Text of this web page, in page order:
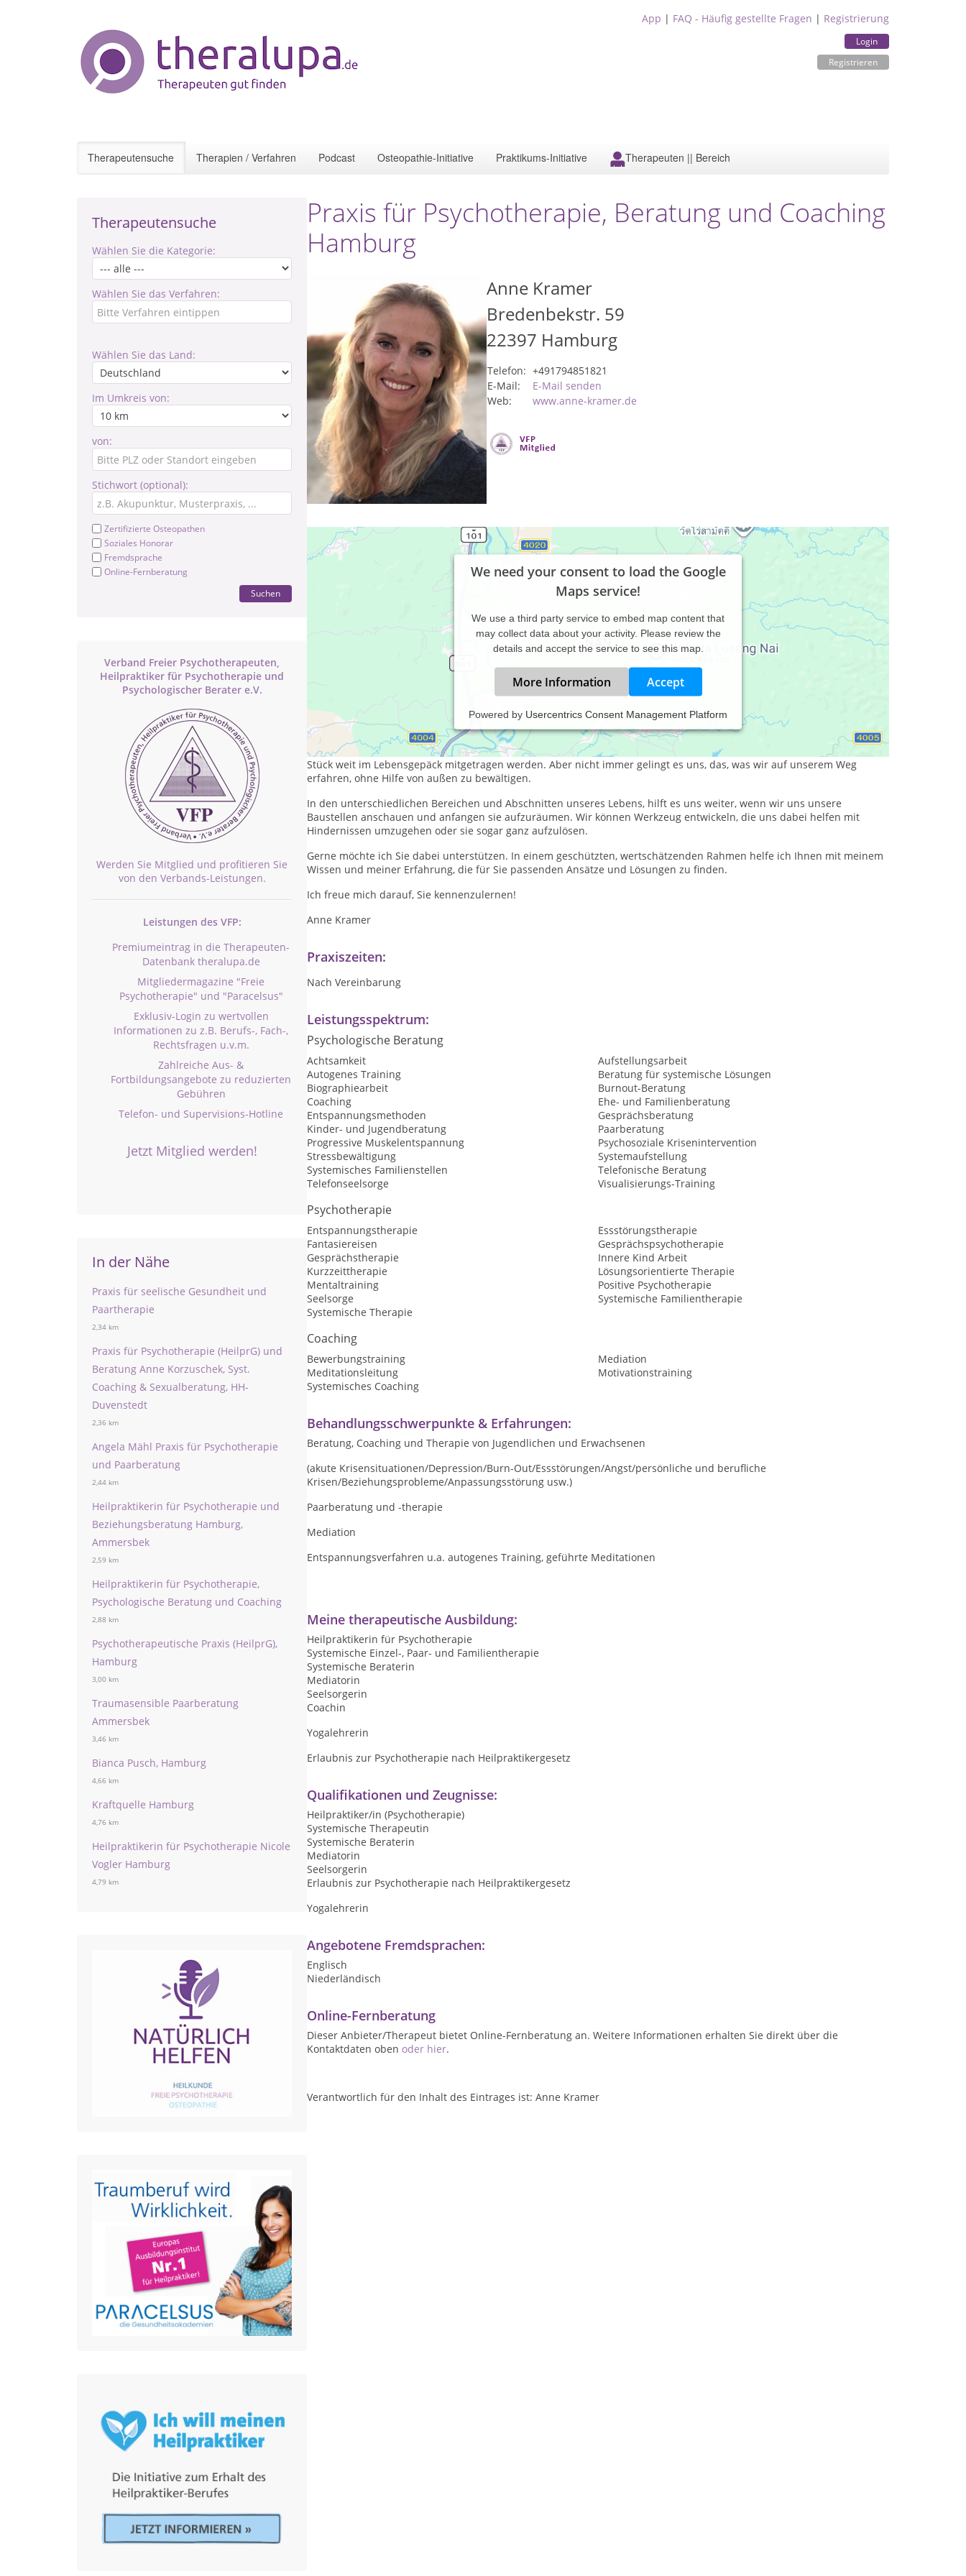
App | FAQ - Häufig gestellte Fragen | Registrierung
Login
Registrieren
Therapeutensuche Therapien / Verfahren Podcast Osteopathie-Initiative Praktikums-Initiative Therapeuten || Bereich
Therapeutensuche
Wählen Sie die Kategorie:
Wählen Sie das Verfahren:
Wählen Sie das Land:
Im Umkreis von:
von:
Stichwort (optional):
Zertifizierte Osteopathen
Soziales Honorar
Fremdsprache
Online-Fernberatung
Suchen
Verband Freier Psychotherapeuten,
Heilpraktiker für Psychotherapie und
Psychologischer Berater e.V.
Werden Sie Mitglied und profitieren Sie
von den Verbands-Leistungen.
Leistungen des VFP:
Premiumeintrag in die Therapeuten-
Datenbank theralupa.de
Mitgliedermagazine "Freie
Psychotherapie" und "Paracelsus"
Exklusiv-Login zu wertvollen
Informationen zu z.B. Berufs-, Fach-,
Rechtsfragen u.v.m.
Zahlreiche Aus- &
Fortbildungsangebote zu reduzierten
Gebühren
Telefon- und Supervisions-Hotline
Jetzt Mitglied werden!
In der Nähe
Praxis für seelische Gesundheit und
Paartherapie
2,34 km
Praxis für Psychotherapie (HeilprG) und
Beratung Anne Korzuschek, Syst.
Coaching & Sexualberatung, HH-
Duvenstedt
2,36 km
Angela Mähl Praxis für Psychotherapie
und Paarberatung
2,44 km
Heilpraktikerin für Psychotherapie und
Beziehungsberatung Hamburg,
Ammersbek
2,59 km
Heilpraktikerin für Psychotherapie,
Psychologische Beratung und Coaching
2,88 km
Psychotherapeutische Praxis (HeilprG),
Hamburg
3,00 km
Traumasensible Paarberatung
Ammersbek
3,46 km
Bianca Pusch, Hamburg
4,66 km
Kraftquelle Hamburg
4,76 km
Heilpraktikerin für Psychotherapie Nicole
Vogler Hamburg
4,79 km
Praxis für Psychotherapie, Beratung und Coaching
Hamburg
Anne Kramer
Bredenbekstr. 59
22397 Hamburg
Telefon: +491794851821
E-Mail:
E-Mail senden
Web:
www.anne-kramer.de
We need your consent to load the Google
Maps service!
We use a third party service to embed map content that
may collect data about your activity. Please review the
details and accept the service to see this map.
More Information Accept
Powered by Usercentrics Consent Management Platform
In jedem Leben gibt ers Ereignisse, Situationen und Entwicklungen, die für uns Herausforderungen mit sich bringen.
Hier und da tauchen Stolpersteine auf. Einige von ihnen sind leicht aus dem Weg zu räumen oder können auch ein
Stück weit im Lebensgepäck mitgetragen werden. Aber nicht immer gelingt es uns, das, was wir auf unserem Weg
erfahren, ohne Hilfe von außen zu bewältigen.
In den unterschiedlichen Bereichen und Abschnitten unseres Lebens, hilft es uns weiter, wenn wir uns unsere
Baustellen anschauen und anfangen sie aufzuräumen. Wir können Werkzeug entwickeln, die uns dabei helfen mit
Hindernissen umzugehen oder sie sogar ganz aufzulösen.
Gerne möchte ich Sie dabei unterstützen. In einem geschützten, wertschätzenden Rahmen helfe ich Ihnen mit meinem
Wissen und meiner Erfahrung, die für Sie passenden Ansätze und Lösungen zu finden.
Ich freue mich darauf, Sie kennenzulernen!
Anne Kramer
Praxiszeiten:
Nach Vereinbarung
Leistungsspektrum:
Psychologische Beratung
Achtsamkeit
Aufstellungsarbeit
Autogenes Training
Beratung für systemische Lösungen
Biographiearbeit
Burnout-Beratung
Coaching
Ehe- und Familienberatung
Entspannungsmethoden
Gesprächsberatung
Kinder- und Jugendberatung
Paarberatung
Progressive Muskelentspannung
Psychosoziale Krisenintervention
Stressbewältigung
Systemaufstellung
Systemisches Familienstellen
Telefonische Beratung
Telefonseelsorge
Visualisierungs-Training
Psychotherapie
Entspannungstherapie
Essstörungstherapie
Fantasiereisen
Gesprächspsychotherapie
Gesprächstherapie
Innere Kind Arbeit
Kurzzeittherapie
Lösungsorientierte Therapie
Mentaltraining
Positive Psychotherapie
Seelsorge
Systemische Familientherapie
Systemische Therapie
Coaching
Bewerbungstraining
Mediation
Meditationsleitung
Motivationstraining
Systemisches Coaching
Behandlungsschwerpunkte & Erfahrungen:
Beratung, Coaching und Therapie von Jugendlichen und Erwachsenen
(akute Krisensituationen/Depression/Burn-Out/Essstörungen/Angst/persönliche und berufliche
Krisen/Beziehungsprobleme/Anpassungsstörung usw.)
Paarberatung und -therapie
Mediation
Entspannungsverfahren u.a. autogenes Training, geführte Meditationen
Meine therapeutische Ausbildung:
Heilpraktikerin für Psychotherapie
Systemische Einzel-, Paar- und Familientherapie
Systemische Beraterin
Mediatorin
Seelsorgerin
Coachin
Yogalehrerin
Erlaubnis zur Psychotherapie nach Heilpraktikergesetz
Qualifikationen und Zeugnisse:
Heilpraktiker/in (Psychotherapie)
Systemische Therapeutin
Systemische Beraterin
Mediatorin
Seelsorgerin
Erlaubnis zur Psychotherapie nach Heilpraktikergesetz
Yogalehrerin
Angebotene Fremdsprachen:
Englisch
Niederländisch
Online-Fernberatung
Dieser Anbieter/Therapeut bietet Online-Fernberatung an. Weitere Informationen erhalten Sie direkt über die
Kontaktdaten oben oder hier.
Verantwortlich für den Inhalt des Eintrages ist: Anne Kramer